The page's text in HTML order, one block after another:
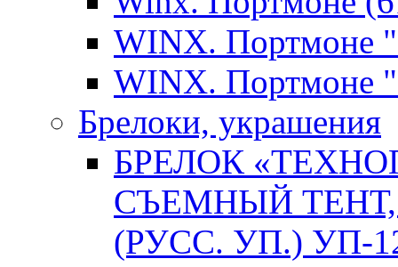
WINX. Портмоне
WINX. Портмоне
Брелоки, украшения
БРЕЛОК
СЪЕМНЫЙ ТЕНТ,
(РУСС. УП.) УП-